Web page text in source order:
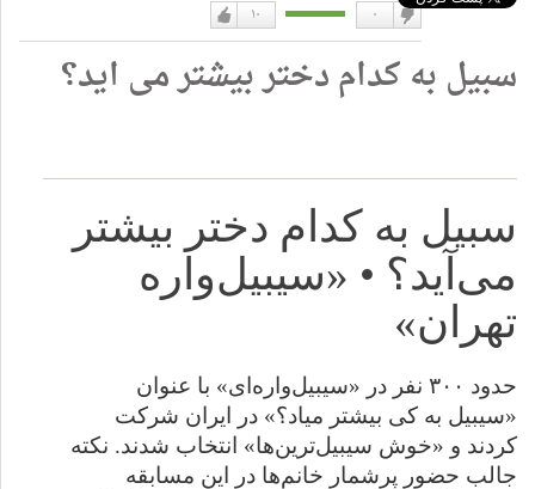
دوست
دارم
دوست
نداشتن
سبیل به کدام دختر بیشتر می اید؟
سبیل به کدام دختر بیشتر
می‌آید؟ • «سیبیل‌واره
تهران»
حدود ۳۰۰ نفر در «سیبیل‌واره‌ای» با عنوان
«سیبیل به کی بیشتر میاد؟» در ایران شرکت
کردند و «خوش سیبیل‌ترین‌ها» انتخاب شدند. نکته
جالب حضور پرشمار خانم‌ها در این مسابقه